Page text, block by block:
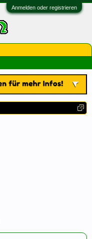
Anmelden oder registrieren